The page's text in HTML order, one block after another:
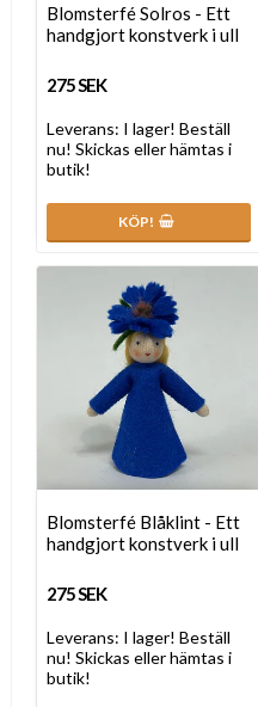
Blomsterfé Solros - Ett
handgjort konstverk i ull
275 SEK
Leverans: I lager! Beställ
nu! Skickas eller hämtas i
butik!
KÖP!
Blomsterfé Blåklint - Ett
handgjort konstverk i ull
275 SEK
Leverans: I lager! Beställ
nu! Skickas eller hämtas i
butik!